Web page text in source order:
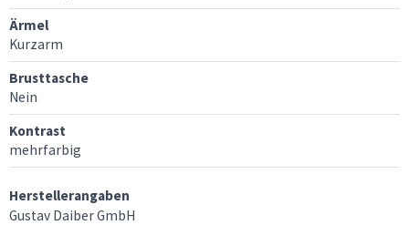
Ärmel
Kurzarm
Brusttasche
Nein
Kontrast
mehrfarbig
Herstellerangaben
Gustav Daiber GmbH